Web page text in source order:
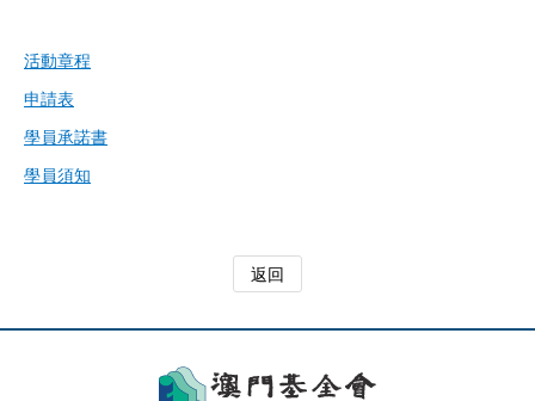
活動章程
申請表
學員承諾書
學員須知
返回